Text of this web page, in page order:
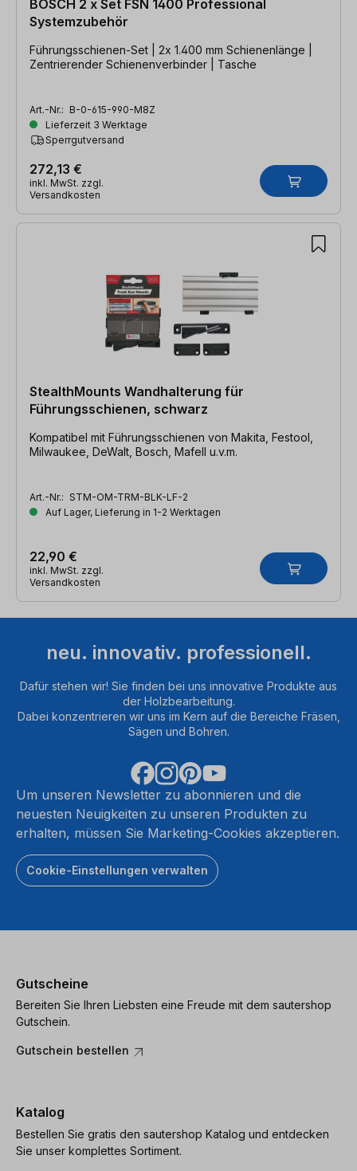
BOSCH 2 x Set FSN 1400 Professional
Systemzubehör
Führungsschienen-Set | 2x 1.400 mm Schienenlänge |
Zentrierender Schienenverbinder | Tasche
Art.-Nr.: B-0-615-990-M8Z
Lieferzeit 3 Werktage
Sperrgutversand
272,13 €
inkl. MwSt. zzgl.
Versandkosten
StealthMounts Wandhalterung für
Führungsschienen, schwarz
Kompatibel mit Führungsschienen von Makita, Festool,
Milwaukee, DeWalt, Bosch, Mafell u.v.m.
Art.-Nr.: STM-OM-TRM-BLK-LF-2
Auf Lager, Lieferung in 1-2 Werktagen
22,90 €
inkl. MwSt. zzgl.
Versandkosten
neu. innovativ. professionell.
Dafür stehen wir! Sie finden bei uns innovative Produkte aus
der Holzbearbeitung.
Dabei konzentrieren wir uns im Kern auf die Bereiche Fräsen,
Sägen und Bohren.
Um unseren Newsletter zu abonnieren und die
neuesten Neuigkeiten zu unseren Produkten zu
erhalten, müssen Sie Marketing-Cookies akzeptieren.
Cookie-Einstellungen verwalten
Gutscheine
Bereiten Sie Ihren Liebsten eine Freude mit dem sautershop
Gutschein.
Gutschein bestellen
Katalog
Bestellen Sie gratis den sautershop Katalog und entdecken
Sie unser komplettes Sortiment.